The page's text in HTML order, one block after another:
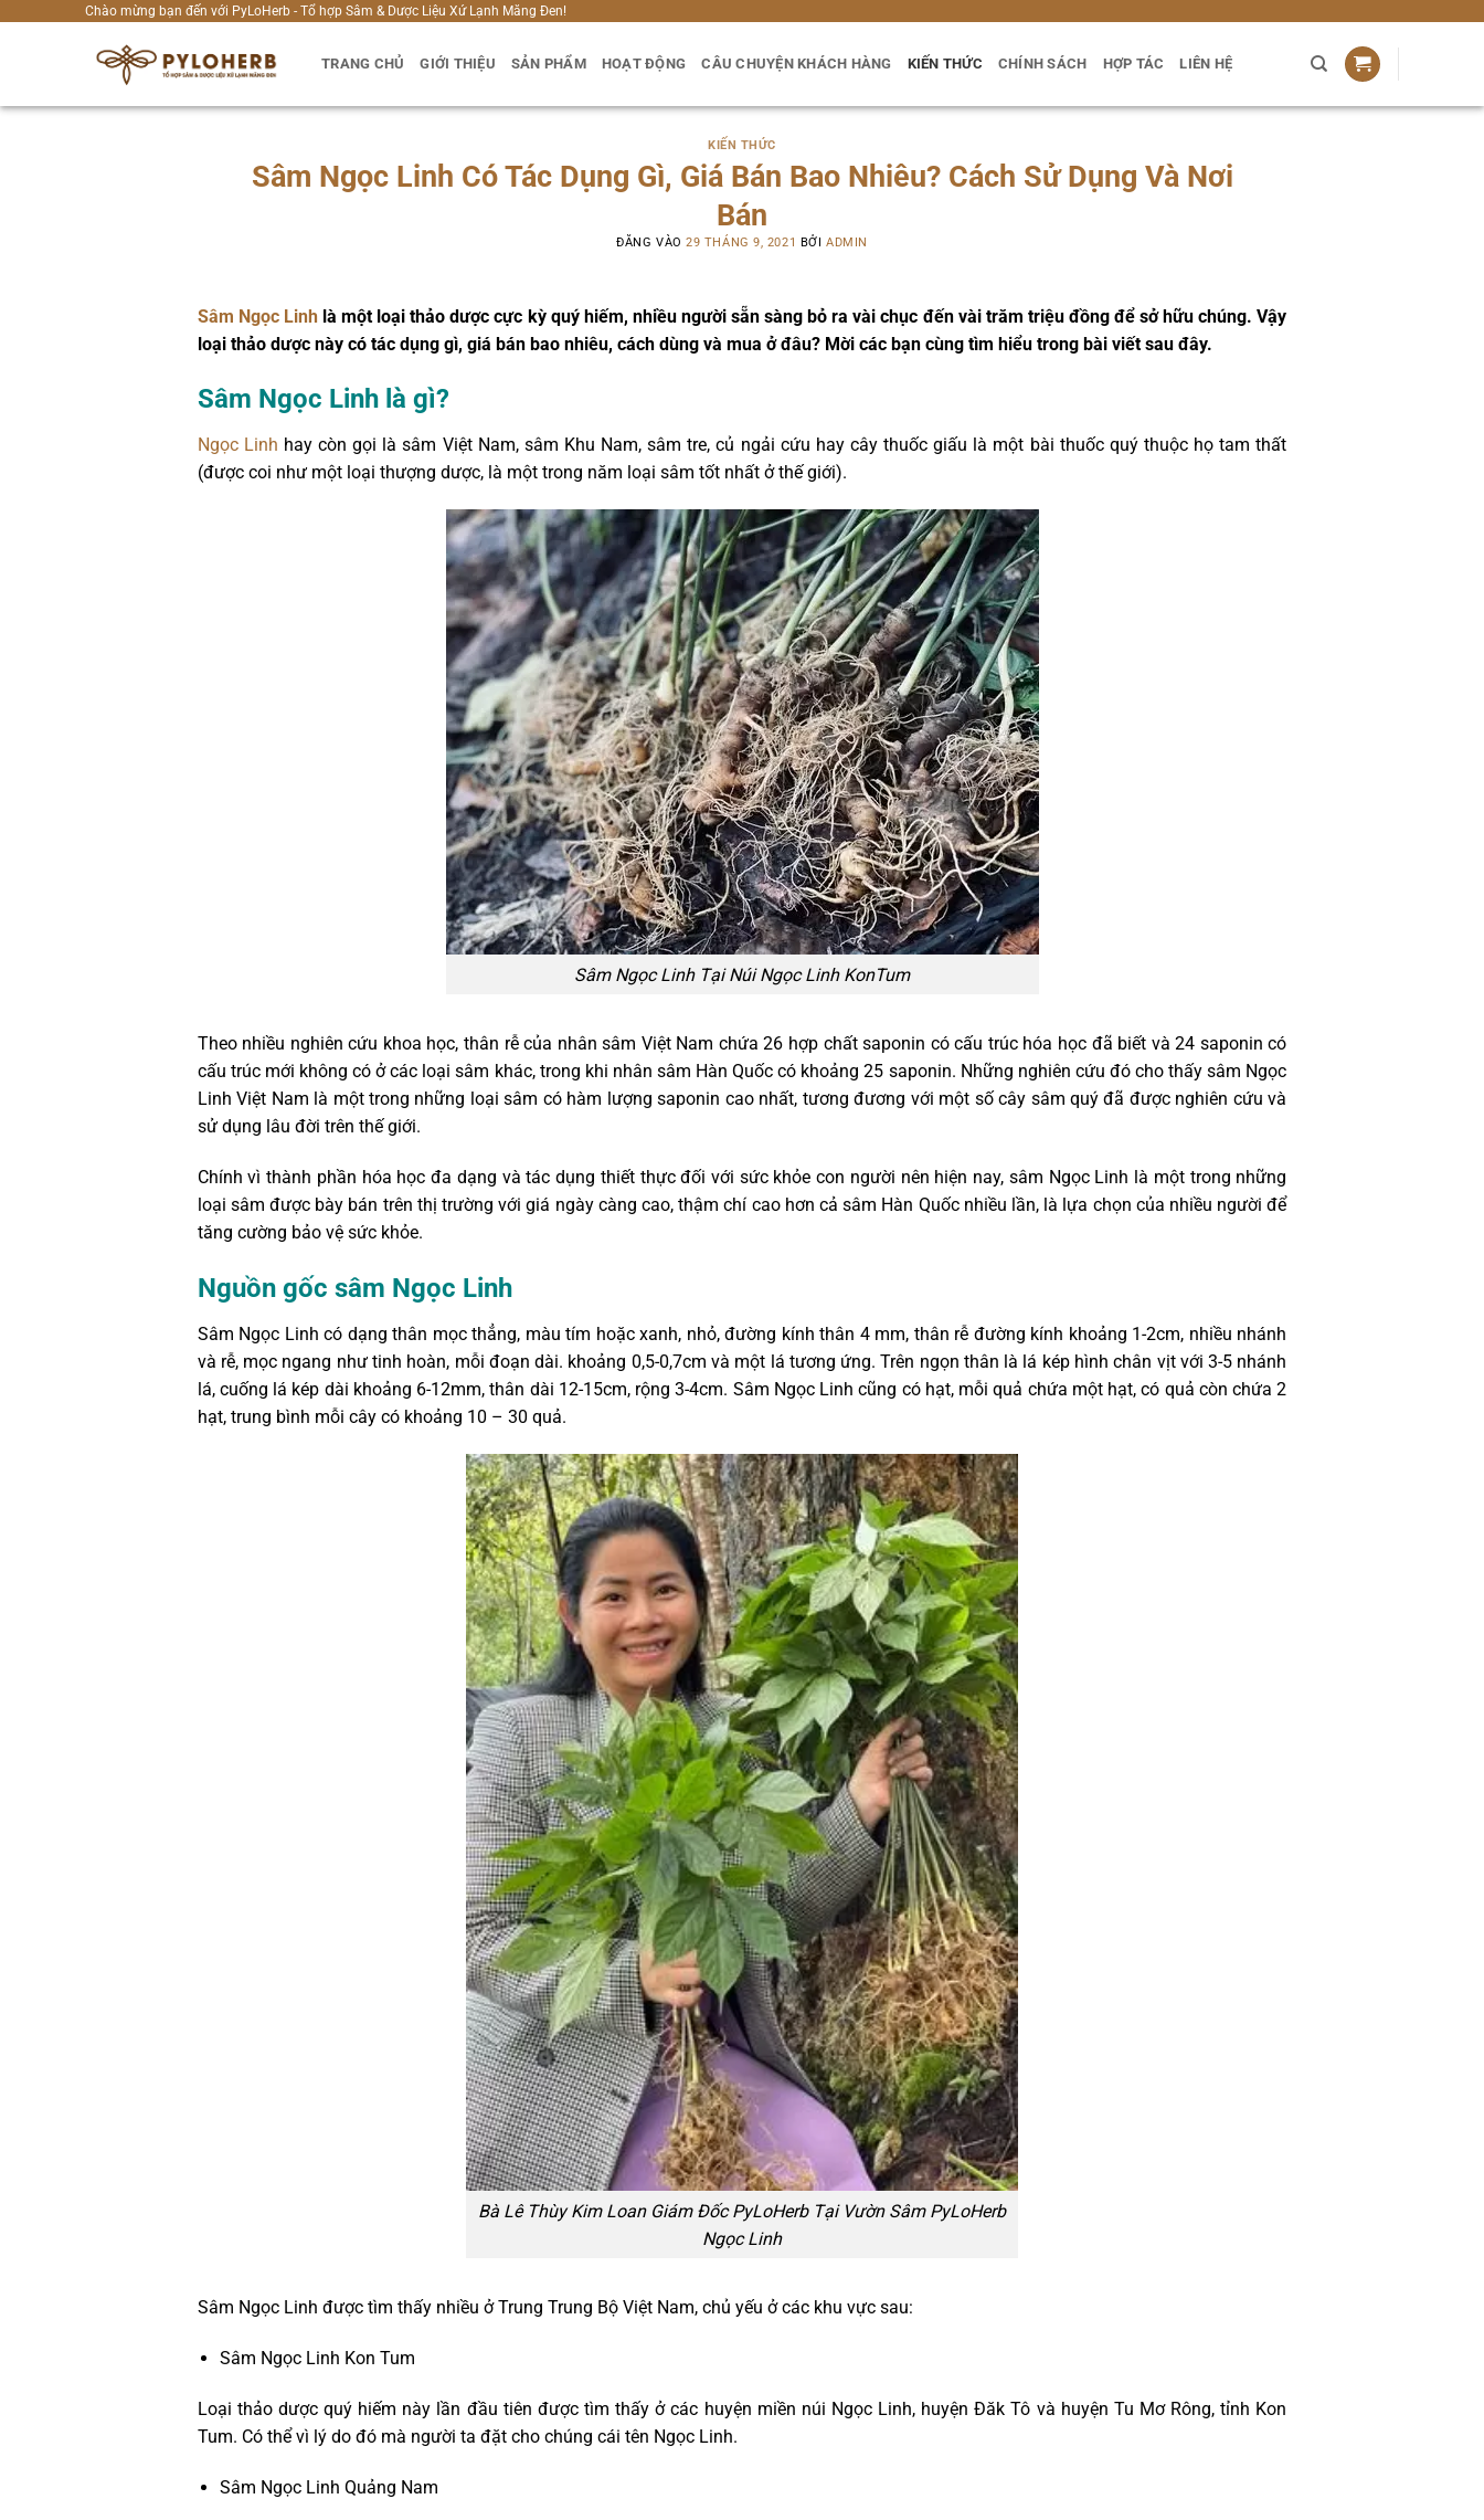
Chào mừng bạn đến với PyLoHerb - Tổ hợp Sâm & Dược Liệu Xứ Lạnh Măng Đen!
TRANG CHỦ GIỚI THIỆU SẢN PHẨM HOẠT ĐỘNG CÂU CHUYỆN KHÁCH HÀNG KIẾN THỨC CHÍNH SÁCH HỢP TÁC LIÊN HỆ
KIẾN THỨC
Sâm Ngọc Linh Có Tác Dụng Gì, Giá Bán Bao Nhiêu? Cách Sử Dụng Và Nơi
Bán
ĐĂNG VÀO29 THÁNG 9, 2021 BỞI ADMIN
Sâm Ngọc Linhlà một loại thảo dược cực kỳ quý hiếm, nhiều người sẵn sàng bỏ ra vài chục đến vài trăm triệu đồng để sở hữu chúng. Vậy
loại thảo dược này có tác dụng gì, giá bán bao nhiêu, cách dùng và mua ở đâu? Mời các bạn cùng tìm hiểu trong bài viết sau đây.
Sâm Ngọc Linh là gì?
Ngọc Linh hay còn gọi là sâm Việt Nam, sâm Khu Nam, sâm tre, củ ngải cứu hay cây thuốc giấu là một bài thuốc quý thuộc họ tam thất
(được coi như một loại thượng dược, là một trong năm loại sâm tốt nhất ở thế giới).
Sâm Ngọc Linh Tại Núi Ngọc Linh KonTum
Theo nhiều nghiên cứu khoa học, thân rễ của nhân sâm Việt Nam chứa 26 hợp chất saponin có cấu trúc hóa học đã biết và 24 saponin có
cấu trúc mới không có ở các loại sâm khác, trong khi nhân sâm Hàn Quốc có khoảng 25 saponin. Những nghiên cứu đó cho thấy sâm Ngọc
Linh Việt Nam là một trong những loại sâm có hàm lượng saponin cao nhất, tương đương với một số cây sâm quý đã được nghiên cứu và
sử dụng lâu đời trên thế giới.
Chính vì thành phần hóa học đa dạng và tác dụng thiết thực đối với sức khỏe con người nên hiện nay, sâm Ngọc Linh là một trong những
loại sâm được bày bán trên thị trường với giá ngày càng cao, thậm chí cao hơn cả sâm Hàn Quốc nhiều lần, là lựa chọn của nhiều người để
tăng cường bảo vệ sức khỏe.
Nguồn gốc sâm Ngọc Linh
Sâm Ngọc Linh có dạng thân mọc thẳng, màu tím hoặc xanh, nhỏ, đường kính thân 4 mm, thân rễ đường kính khoảng 1-2cm, nhiều nhánh
và rễ, mọc ngang như tinh hoàn, mỗi đoạn dài. khoảng 0,5-0,7cm và một lá tương ứng. Trên ngọn thân là lá kép hình chân vịt với 3-5 nhánh
lá, cuống lá kép dài khoảng 6-12mm, thân dài 12-15cm, rộng 3-4cm. Sâm Ngọc Linh cũng có hạt, mỗi quả chứa một hạt, có quả còn chứa 2
hạt, trung bình mỗi cây có khoảng 10 – 30 quả.
Bà Lê Thùy Kim Loan Giám Đốc PyLoHerb Tại Vườn Sâm PyLoHerb
Ngọc Linh
Sâm Ngọc Linh được tìm thấy nhiều ở Trung Trung Bộ Việt Nam, chủ yếu ở các khu vực sau:
Sâm Ngọc Linh Kon Tum
Loại thảo dược quý hiếm này lần đầu tiên được tìm thấy ở các huyện miền núi Ngọc Linh, huyện Đăk Tô và huyện Tu Mơ Rông, tỉnh Kon
Tum. Có thể vì lý do đó mà người ta đặt cho chúng cái tên Ngọc Linh.
Sâm Ngọc Linh Quảng Nam